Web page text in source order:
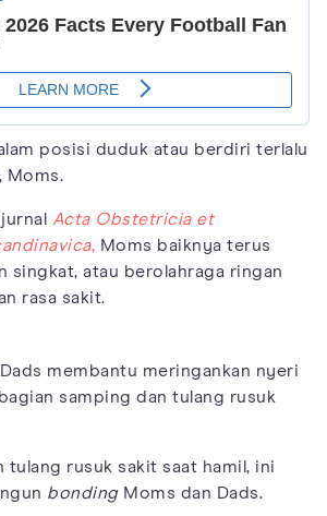
posisi duduk atau berdiri terlalu
Moms.
Acta Obstetricia et
, Moms baiknya terus
singkat, atau berolahraga ringan
rasa sakit.
Dads membantu meringankan nyeri
samping dan tulang rusuk
tulang rusuk sakit saat hamil, ini
bondingMoms dan Dads.